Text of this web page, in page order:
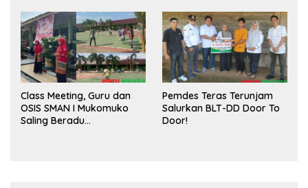
Class Meeting, Guru dan
OSIS SMAN I Mukomuko
Saling Beradu
Pemdes Teras Terunjam
Salurkan BLT-DD Door To
Door!